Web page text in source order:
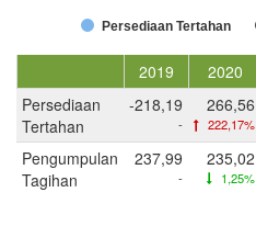
Persediaan Tertahan
2019 2020
Persediaan
Tertahan
-218,19
-
266,56
222,17%
Pengumpulan
Tagihan
237,99
-
235,02
1,25%